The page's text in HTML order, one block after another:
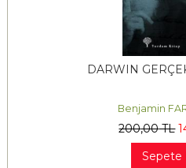
DARWIN
Benjamin
200,00TL
Sepete